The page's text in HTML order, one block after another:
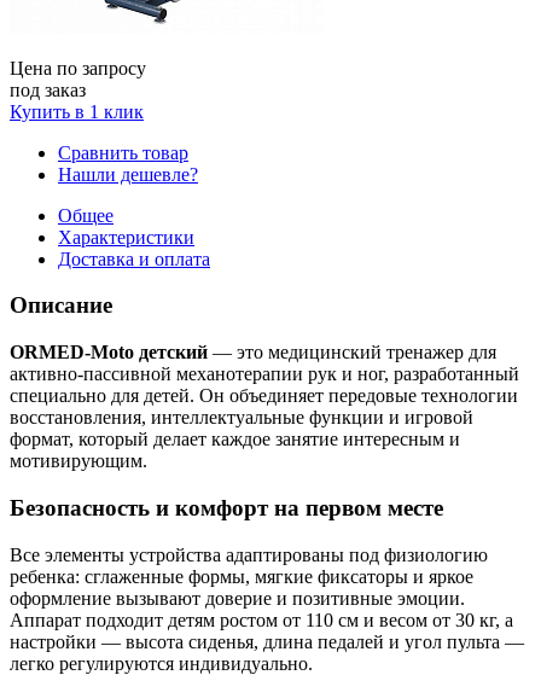
Цена по запросу
под заказ
Купить в 1 клик
Сравнить товар
Нашли дешевле?
Общее
Характеристики
Доставка и оплата
Описание
ORMED-Moto детский — это медицинский тренажер для
активно-пассивной механотерапии рук и ног, разработанный
специально для детей. Он объединяет передовые технологии
восстановления, интеллектуальные функции и игровой
формат, который делает каждое занятие интересным и
мотивирующим.
Безопасность и комфорт на первом месте
Все элементы устройства адаптированы под физиологию
ребенка: сглаженные формы, мягкие фиксаторы и яркое
оформление вызывают доверие и позитивные эмоции.
Аппарат подходит детям ростом от 110 см и весом от 30 кг, а
настройки — высота сиденья, длина педалей и угол пульта —
легко регулируются индивидуально.